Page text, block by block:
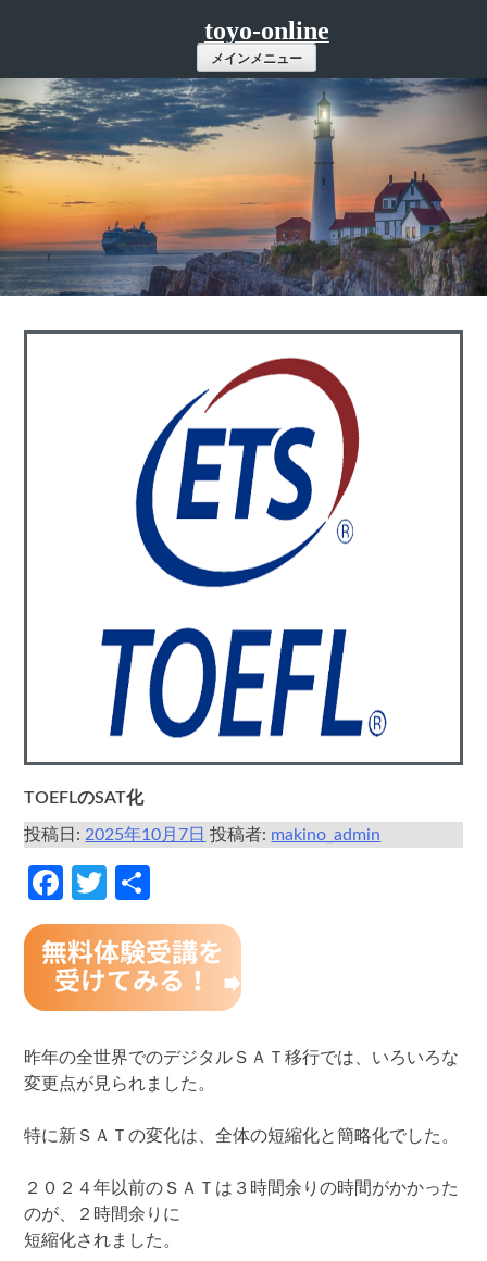
ツ
へ
ス
キ
ッ
プ
toyo-online
メインメニュー
TOEFLのSAT化
投稿日:2025年10月7日 投稿者: makino_admin
Facebook
Twitter
有
昨年の全世界でのデジタルＳＡＴ移行では、いろいろな
変更点が見られました。
特に新ＳＡＴの変化は、全体の短縮化と簡略化でした。
２０２４年以前のＳＡＴは３時間余りの時間がかかった
のが、２時間余りに
短縮化されました。